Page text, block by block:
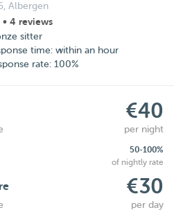
Albergen
• 4 reviews
sitter
time: within an hour
rate: 100%
€40
per night
50-100%
of nightly rate
€30
per day